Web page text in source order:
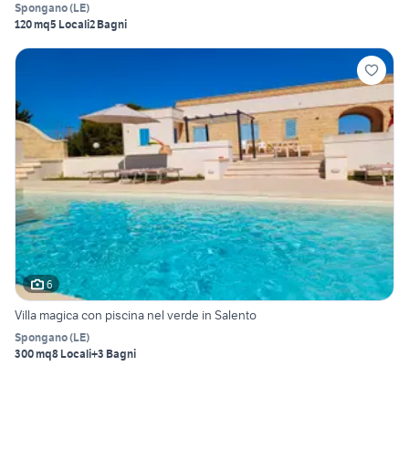
Spongano(LE)
120 mq5 Locali2 Bagni
6
Villa magica con piscina nel verde in Salento
Spongano(LE)
300 mq8 Locali+3 Bagni